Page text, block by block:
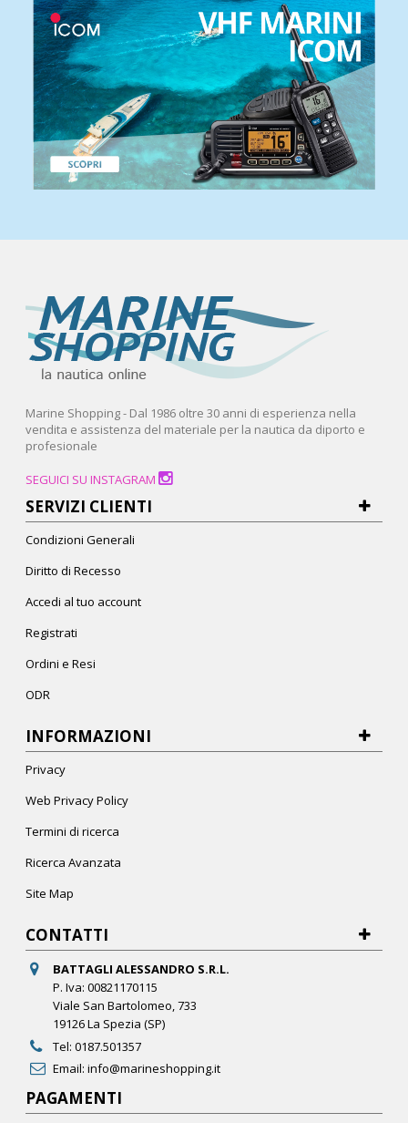
Marine Shopping - Dal 1986 oltre 30 anni di esperienza nella
vendita e assistenza del materiale per la nautica da diporto e
profesionale
SEGUICI SU INSTAGRAM
SERVIZI CLIENTI
Condizioni Generali
Diritto di Recesso
Accedi al tuo account
Registrati
Ordini e Resi
ODR
INFORMAZIONI
Privacy
Web Privacy Policy
Termini di ricerca
Ricerca Avanzata
Site Map
CONTATTI
BATTAGLI ALESSANDRO S.R.L.
P. Iva: 00821170115
Viale San Bartolomeo, 733
19126 La Spezia (SP)
Tel: 0187.501357
Email: info@marineshopping.it
PAGAMENTI